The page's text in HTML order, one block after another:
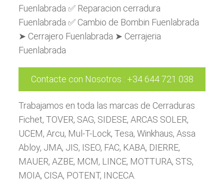
Fuenlabrada ✅ Reparacion cerradura
Fuenlabrada ✅ Cambio de Bombin Fuenlabrada
➤ Cerrajero Fuenlabrada ➤ Cerrajeria
Fuenlabrada
Contacte con Nosotros : +34 644 721 038
Trabajamos en toda las marcas de Cerraduras
Fichet, TOVER, SAG, SIDESE, ARCAS SOLER,
UCEM, Arcu, Mul-T-Lock, Tesa, Winkhaus, Assa
Abloy, JMA, JIS, ISEO, FAC, KABA, DIERRE,
MAUER, AZBE, MCM, LINCE, MOTTURA, STS,
MOIA, CISA, POTENT, INCECA.